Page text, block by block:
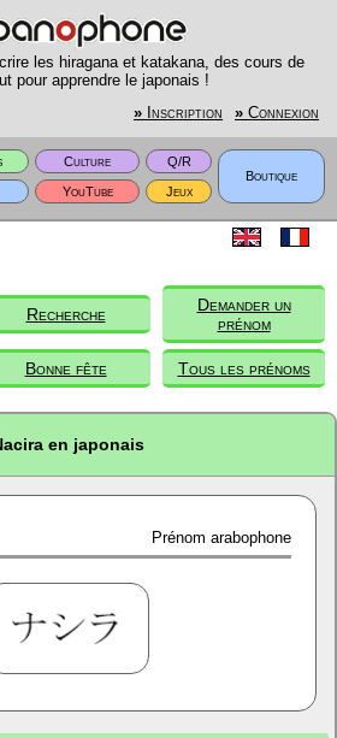
les hiragana et katakana, des cours de
pour apprendre le japonais !
» Inscription » Connexion
Culture
Q/R
Boutique
YouTube Jeux
Recherche
Demander un
prénom
Bonne fête Tous les prénoms
en japonais
Prénom arabophone